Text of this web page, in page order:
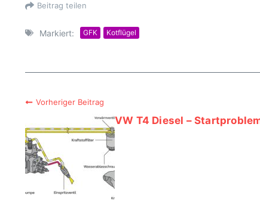
Beitrag teilen
Markiert: GFK Kotflügel
Vorheriger Beitrag
VW T4 Diesel –